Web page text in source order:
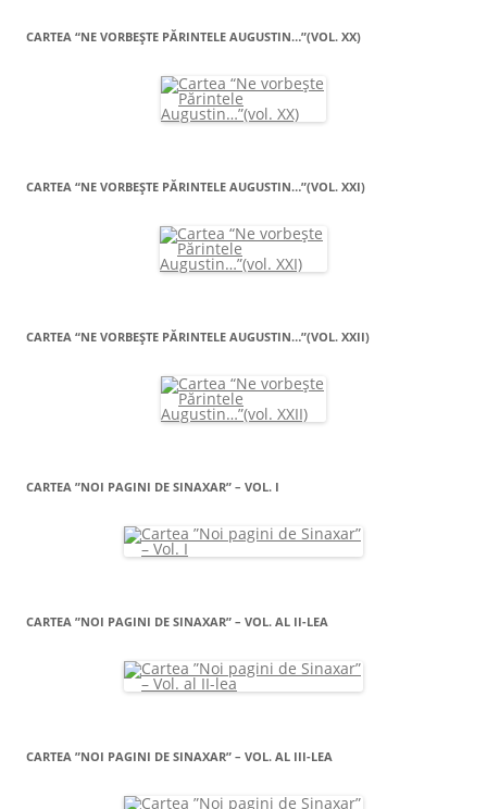
CARTEA “NE VORBEŞTE PĂRINTELE AUGUSTIN…”(VOL. XX)
CARTEA “NE VORBEŞTE PĂRINTELE AUGUSTIN…”(VOL. XXI)
CARTEA “NE VORBEŞTE PĂRINTELE AUGUSTIN…”(VOL. XXII)
CARTEA ”NOI PAGINI DE SINAXAR” – VOL. I
CARTEA ”NOI PAGINI DE SINAXAR” – VOL. AL II-LEA
CARTEA ”NOI PAGINI DE SINAXAR” – VOL. AL III-LEA